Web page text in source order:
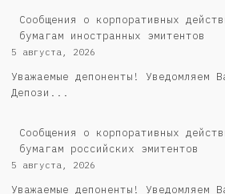
Сообщения о корпоративных
бумагам иностранных эмитентов
5 августа, 2026
Уважаемые депоненты! Уведомляем
Депози...
Cообщения о корпоративных
бумагам российских эмитентов
5 августа, 2026
Уважаемые депоненты! Уведомляем